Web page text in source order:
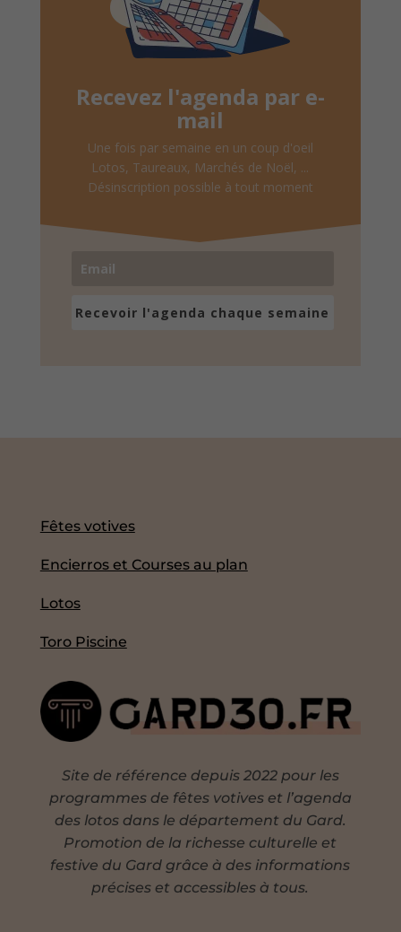
Recevez l'agenda par e-
mail
Une fois par semaine en un coup d'oeil
Lotos, Taureaux, Marchés de Noël, ...
Désinscription possible à tout moment
Recevoir l'agenda chaque semaine
Fêtes votives
Encierros et Courses au plan
Lotos
Toro Piscine
Site de référence depuis 2022 pour les
programmes de fêtes votives et l’agenda
des lotos dans le département du Gard.
Promotion de la richesse culturelle et
festive du Gard grâce à des informations
précises et accessibles à tous.